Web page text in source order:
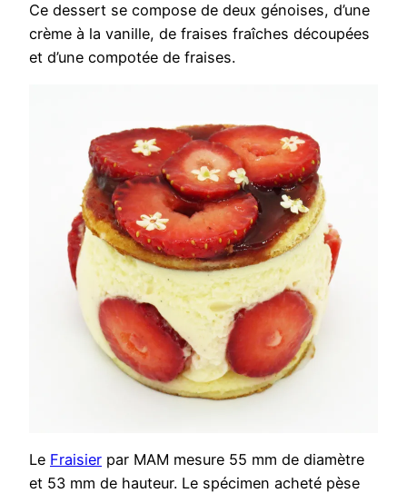
Ce dessert se compose de deux génoises, d’une
crème à la vanille, de fraises fraîches découpées
et d’une compotée de fraises.
Le Fraisier par MAM mesure 55 mm de diamètre
et 53 mm de hauteur. Le spécimen acheté pèse